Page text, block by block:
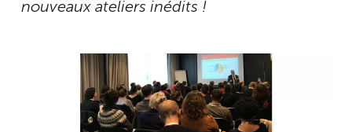
nouveaux ateliers inédits !